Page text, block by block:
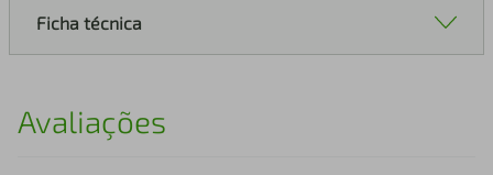
Ficha técnica
Avaliações